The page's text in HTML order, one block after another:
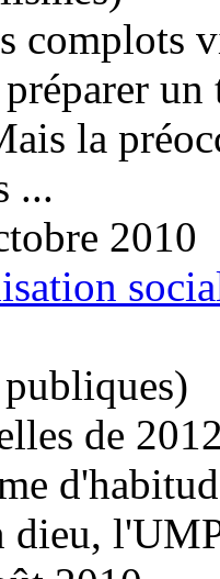
complots
la
...
2010
de
dieu,